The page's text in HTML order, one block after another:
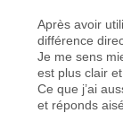
Après avoir
différence
Je me sens
est plus clair
Ce que j’ai
et réponds